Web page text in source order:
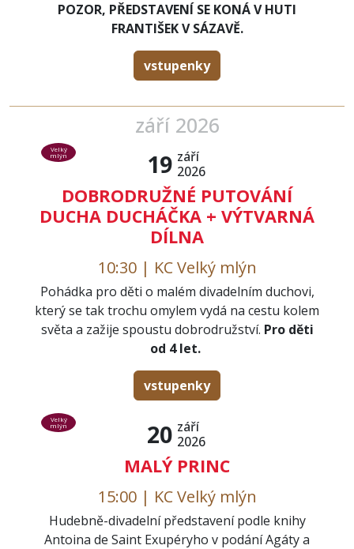
POZOR, PŘEDSTAVENÍ SE KONÁ V HUTI
FRANTIŠEK V SÁZAVĚ.
vstupenky
září 2026
19 září
2026
DOBRODRUŽNÉ PUTOVÁNÍ
DUCHA DUCHÁČKA + VÝTVARNÁ
DÍLNA
Velký
mlýn
10:30 | KC Velký mlýn
Pohádka pro děti o malém divadelním duchovi,
který se tak trochu omylem vydá na cestu kolem
světa a zažije spoustu dobrodružství. Pro děti
od 4 let.
vstupenky
20 září
2026
MALÝ PRINC
Velký
mlýn
15:00 | KC Velký mlýn
Hudebně-divadelní představení podle knihy
Antoina de Saint Exupéryho v podání Agáty a